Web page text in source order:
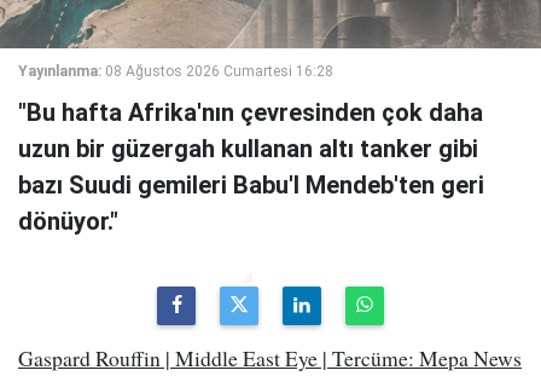
Yayınlanma: 08 Ağustos 2026 Cumartesi 16:28
"Bu hafta Afrika'nın çevresinden çok daha
uzun bir güzergah kullanan altı tanker gibi
bazı Suudi gemileri Babu'l Mendeb'ten geri
dönüyor."
Gaspard Rouffin | Middle East Eye | Tercüme: Mepa News